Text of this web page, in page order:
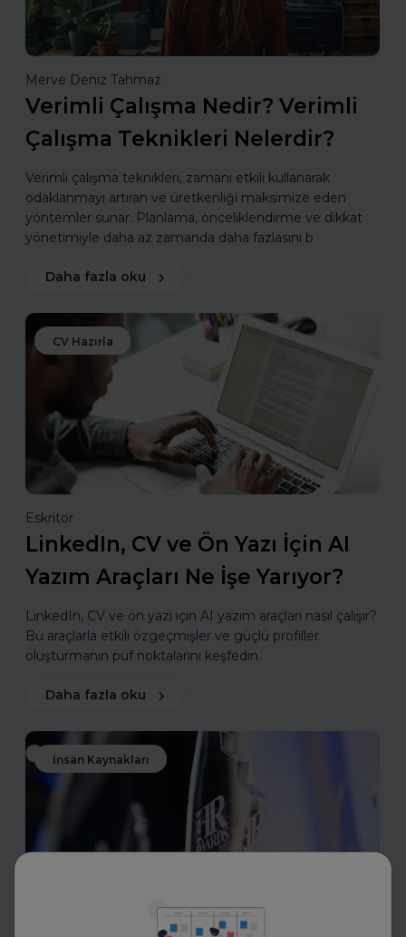
Merve Deniz Tahmaz
Verimli Çalışma Nedir? Verimli
Çalışma Teknikleri Nelerdir?
Verimli çalışma teknikleri, zamanı etkili kullanarak
odaklanmayı artıran ve üretkenliği maksimize eden
yöntemler sunar. Planlama, önceliklendirme ve dikkat
yönetimiyle daha az zamanda daha fazlasını b
Daha fazla oku
CV Hazırla
Eskritor
LinkedIn, CV ve Ön Yazı İçin AI
Yazım Araçları Ne İşe Yarıyor?
LinkedIn, CV ve ön yazı için AI yazım araçları nasıl çalışır?
Bu araçlarla etkili özgeçmişler ve güçlü profiller
oluşturmanın püf noktalarını keşfedin.
Daha fazla oku
İnsan Kaynakları